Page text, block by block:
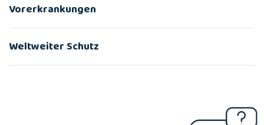
Vorerkrankungen
Weltweiter Schutz